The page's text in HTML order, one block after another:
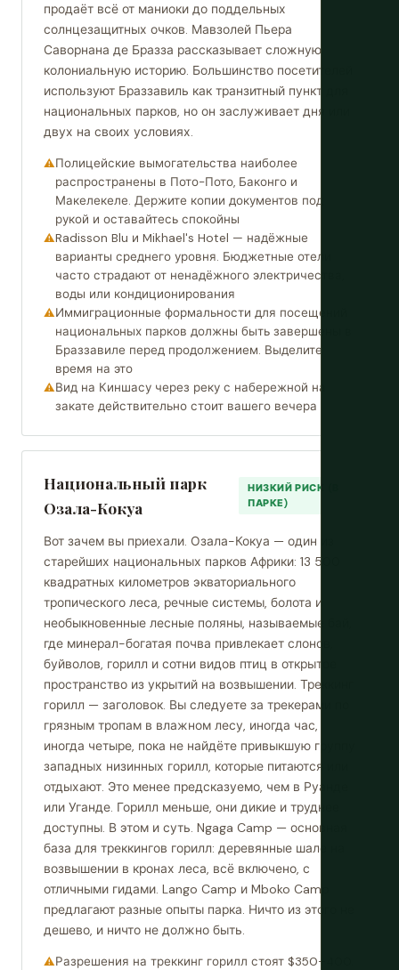
продаёт всё от маниоки до поддельных
солнцезащитных очков. Мавзолей Пьера
Саворнана де Бразза рассказывает сложную
колониальную историю. Большинство посетителей
используют Браззавиль как транзитный пункт для
национальных парков, но он заслуживает дня или
двух на своих условиях.
Полицейские вымогательства наиболее
распространены в Пото-Пото, Баконго и
Макелекеле. Держите копии документов под
рукой и оставайтесь спокойны
Radisson Blu и Mikhael's Hotel — надёжные
варианты среднего уровня. Бюджетные отели
часто страдают от ненадёжного электричества,
воды или кондиционирования
Иммиграционные формальности для посещений
национальных парков должны быть завершены в
Браззавиле перед продолжением. Выделите
время на это
Вид на Киншасу через реку с набережной на
закате действительно стоит вашего вечера
Национальный парк
Озала-Кокуа
НИЗКИЙ РИСК (В
ПАРКЕ)
Вот зачем вы приехали. Озала-Кокуа — один из
старейших национальных парков Африки: 13 500
квадратных километров экваториального
тропического леса, речные системы, болота и
необыкновенные лесные поляны, называемые бай,
где минерал-богатая почва привлекает слонов,
буйволов, горилл и сотни видов птиц в открытое
пространство из укрытий на возвышении. Треккинг
горилл — заголовок. Вы следуете за трекерами по
грязным тропам в влажном лесу, иногда час,
иногда четыре, пока не найдёте привыкшую группу
западных низинных горилл, которые питаются или
отдыхают. Это менее предсказуемо, чем в Руанде
или Уганде. Горилл меньше, они дикие и труднее
доступны. В этом и суть. Ngaga Camp — основная
база для треккингов горилл: деревянные шале на
возвышении в кронах леса, всё включено, с
отличными гидами. Lango Camp и Mboko Camp
предлагают разные опыты парка. Ничто из этого не
дешево, и ничто не должно быть.
Разрешения на треккинг горилл стоят $350–400.